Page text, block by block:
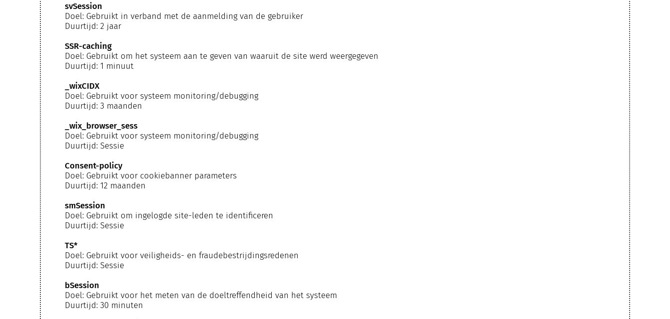
svSession
Doel: Gebruikt in verband met de aanmelding van de gebruiker
Duurtijd: 2 jaar
SSR-caching
Doel: Gebruikt om het systeem aan te geven van waaruit de site werd weergegeven
Duurtijd: 1 minuut
_wixCIDX
Doel: Gebruikt voor systeem monitoring/debugging
Duurtijd: 3 maanden
_wix_browser_sess
Doel: Gebruikt voor systeem monitoring/debugging
Duurtijd: Sessie
Consent-policy
Doel: Gebruikt voor cookiebanner parameters
Duurtijd: 12 maanden
smSession
Doel: Gebruikt om ingelogde site-leden te identificeren
Duurtijd: Sessie
TS*
Doel: Gebruikt voor veiligheids- en fraudebestrijdingsredenen
Duurtijd: Sessie
bSession
Doel: Gebruikt voor het meten van de doeltreffendheid van het systeem
Duurtijd: 30 minuten